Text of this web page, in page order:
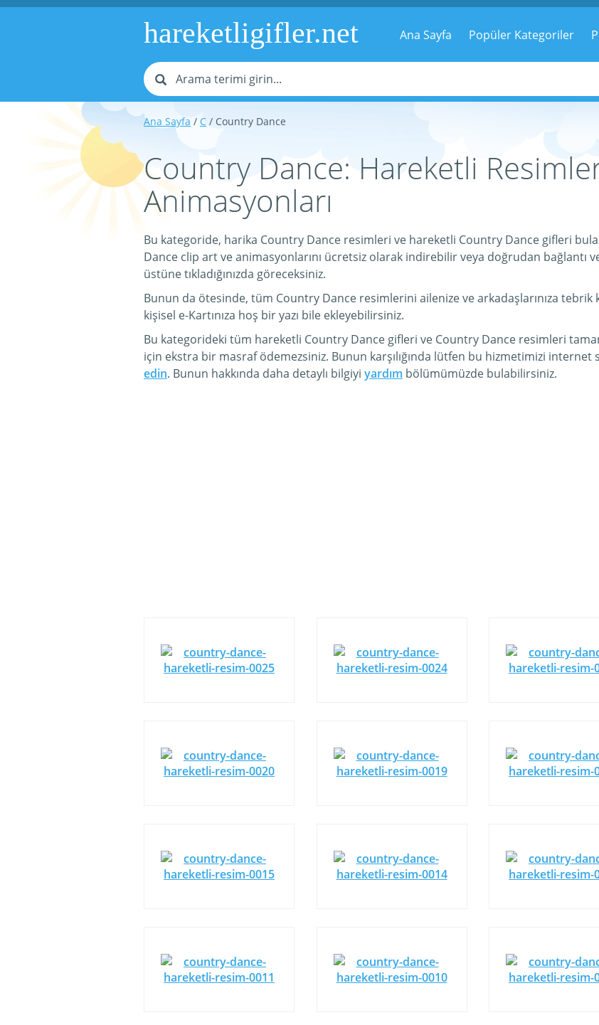
hareketligifler.net Ana Sayfa Popüler Kategoriler
Ana Sayfa / C / Country Dance
Country Dance: Hareketli
Animasyonları
Bu kategoride, harika Country Dance resimleri ve hareketli Country Dance gifleri
Dance clip art ve animasyonlarını ücretsiz olarak indirebilir veya doğrudan bağlantı
üstüne tıkladığınızda göreceksiniz.
Bunun da ötesinde, tüm Country Dance resimlerini ailenize ve arkadaşlarınıza
kişisel e-Kartınıza hoş bir yazı bile ekleyebilirsiniz.
Bu kategorideki tüm hareketli Country Dance gifleri ve Country Dance resimleri
için ekstra bir masraf ödemezsiniz. Bunun karşılığında lütfen bu hizmetimizi internet
edin. Bunun hakkında daha detaylı bilgiyi yardım bölümümüzde bulabilirsiniz.